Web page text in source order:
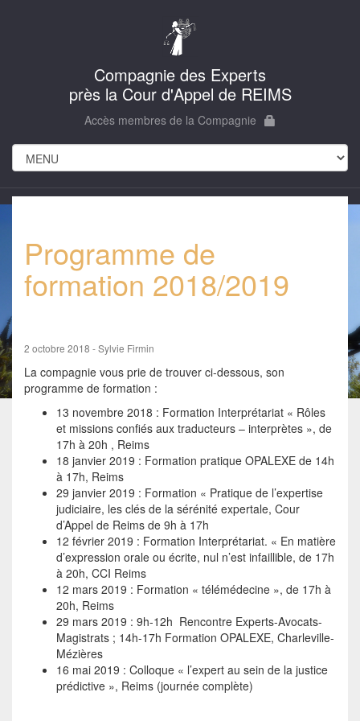
Compagnie des Experts
près la Cour d'Appel de REIMS
Accès membres de la Compagnie
Programme de
formation 2018/2019
2 octobre 2018 - Sylvie Firmin
La compagnie vous prie de trouver ci-dessous, son
programme de formation :
13 novembre 2018 : Formation Interprétariat « Rôles
et missions confiés aux traducteurs – interprètes », de
17h à 20h , Reims
18 janvier 2019 : Formation pratique OPALEXE de 14h
à 17h, Reims
29 janvier 2019 : Formation « Pratique de l’expertise
judiciaire, les clés de la sérénité expertale, Cour
d’Appel de Reims de 9h à 17h
12 février 2019 : Formation Interprétariat. « En matière
d’expression orale ou écrite, nul n’est infaillible, de 17h
à 20h, CCI Reims
12 mars 2019 : Formation « télémédecine », de 17h à
20h, Reims
29 mars 2019 : 9h-12h Rencontre Experts-Avocats-
Magistrats ; 14h-17h Formation OPALEXE, Charleville-
Mézières
16 mai 2019 : Colloque « l’expert au sein de la justice
prédictive », Reims (journée complète)